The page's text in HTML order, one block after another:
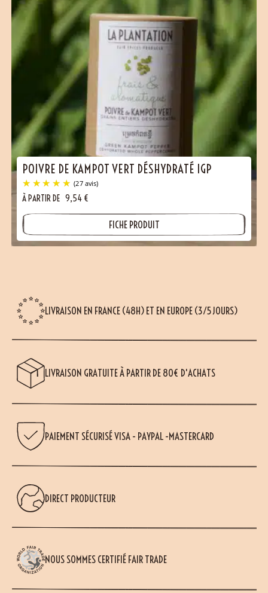
POIVRE DE KAMPOT VERT DÉSHYDRATÉ IGP
(27 avis)
À PARTIR DE 9,54 €
FICHE PRODUIT
LIVRAISON EN FRANCE (48H) ET EN EUROPE (3/5 JOURS)
LIVRAISON GRATUITE À PARTIR DE 80€ D'ACHATS
PAIEMENT SÉCURISÉ VISA - PAYPAL -MASTERCARD
DIRECT PRODUCTEUR
NOUS SOMMES CERTIFIÉ FAIR TRADE